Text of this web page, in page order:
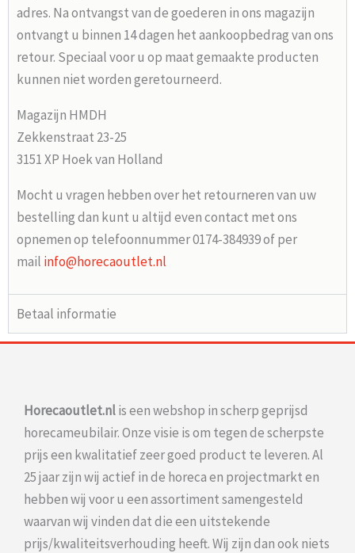
adres. Na ontvangst van de goederen in ons magazijn
ontvangt u binnen 14 dagen het aankoopbedrag van ons
retour. Speciaal voor u op maat gemaakte producten
kunnen niet worden geretourneerd.
Magazijn HMDH
Zekkenstraat 23-25
3151 XP Hoek van Holland
Mocht u vragen hebben over het retourneren van uw
bestelling dan kunt u altijd even contact met ons
opnemen op telefoonnummer 0174-384939 of per
mail info@horecaoutlet.nl
Betaal informatie
Horecaoutlet.nlis een webshop in scherp geprijsd
horecameubilair. Onze visie is om tegen de scherpste
prijs een kwalitatief zeer goed product te leveren. Al
25 jaar zijn wij actief in de horeca en projectmarkt en
hebben wij voor u een assortiment samengesteld
waarvan wij vinden dat die een uitstekende
prijs/kwaliteitsverhouding heeft. Wij zijn dan ook niets